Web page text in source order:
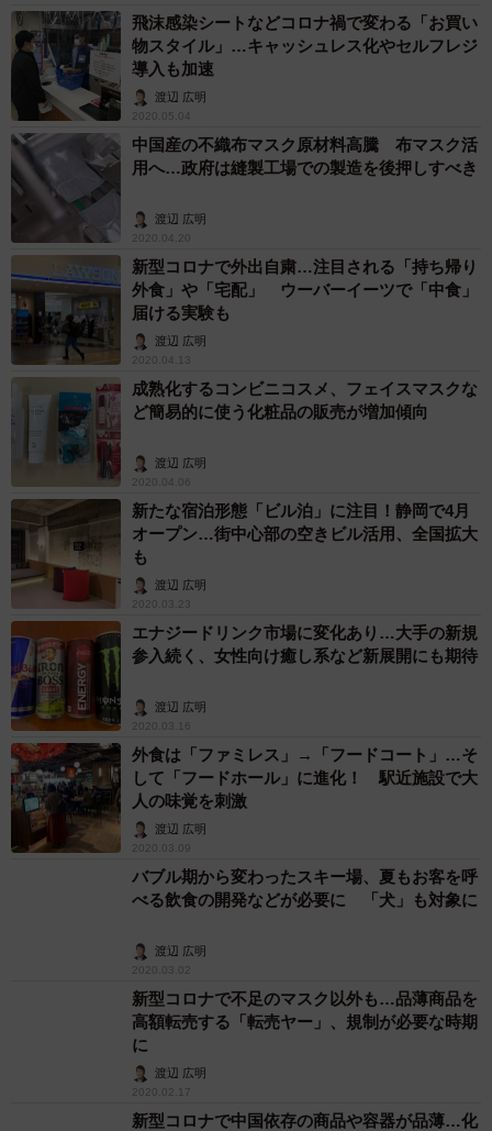
飛沫感染シートなどコロナ禍で変わる「お買い
物スタイル」…キャッシュレス化やセルフレジ
導入も加速
渡辺 広明
2020.05.04
中国産の不織布マスク原材料高騰 布マスク活
用へ…政府は縫製工場での製造を後押しすべき
渡辺 広明
2020.04.20
新型コロナで外出自粛…注目される「持ち帰り
外食」や「宅配」 ウーバーイーツで「中食」
届ける実験も
渡辺 広明
2020.04.13
成熟化するコンビニコスメ、フェイスマスクな
ど簡易的に使う化粧品の販売が増加傾向
渡辺 広明
2020.04.06
新たな宿泊形態「ビル泊」に注目！静岡で4月
オープン…街中心部の空きビル活用、全国拡大
も
渡辺 広明
2020.03.23
エナジードリンク市場に変化あり…大手の新規
参入続く、女性向け癒し系など新展開にも期待
渡辺 広明
2020.03.16
外食は「ファミレス」→「フードコート」…そ
して「フードホール」に進化！ 駅近施設で大
人の味覚を刺激
渡辺 広明
2020.03.09
バブル期から変わったスキー場、夏もお客を呼
べる飲食の開発などが必要に 「犬」も対象に
渡辺 広明
2020.03.02
新型コロナで不足のマスク以外も…品薄商品を
高額転売する「転売ヤー」、規制が必要な時期
に
渡辺 広明
2020.02.17
新型コロナで中国依存の商品や容器が品薄…化